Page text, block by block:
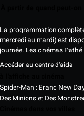
La programmation
mercredi au mardi) est
journée. Les cinémas
Accéder au centre d'aide
Spider-Man : Brand New
Des Minions et Des